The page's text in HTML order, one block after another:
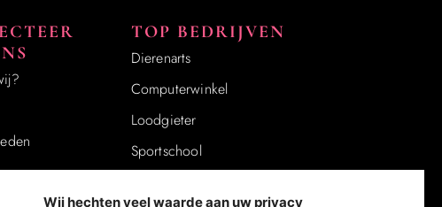
Wij hechten veel waarde aan uw privacy
TOP BEDRIJVEN
Dierenarts
Computerwinkel
Loodgieter
Sportschool